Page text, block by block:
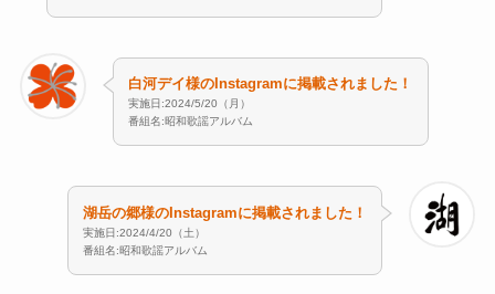
白河デイ様のInstagramに掲載されました！
実施日:2024/5/20（月）
番組名:昭和歌謡アルバム
湖岳の郷様のInstagramに掲載されました！
実施日:2024/4/20（土）
番組名:昭和歌謡アルバム